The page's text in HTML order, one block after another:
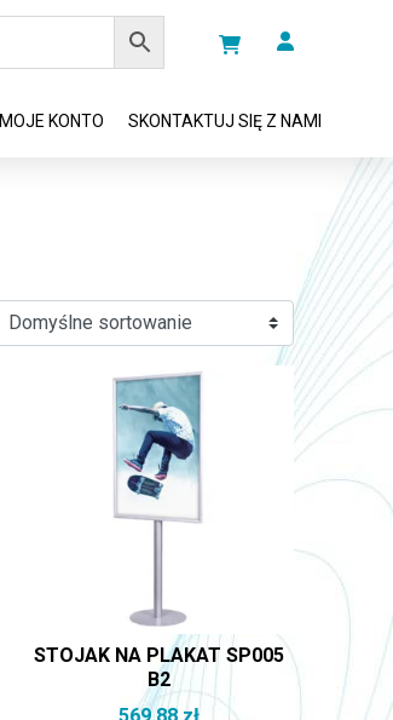
MOJE KONTO SKONTAKTUJ SIĘ Z NAMI
STOJAK NA PLAKAT SP005
B2